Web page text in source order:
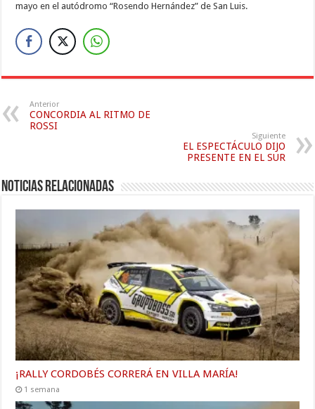
mayo en el autódromo “Rosendo Hernández” de San Luis.
Anterior
CONCORDIA AL RITMO DE
ROSSI
Siguiente
EL ESPECTÁCULO DIJO
PRESENTE EN EL SUR
Noticias relacionadas
¡RALLY CORDOBÉS CORRERÁ EN VILLA MARÍA!
1 semana